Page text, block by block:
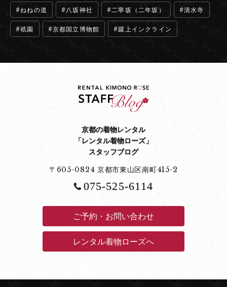
ねねの道 八坂神社 二寧坂（二年坂） 清水寺
祇園 京都国立博物館 蹴上インクライン
京都の着物レンタル
「レンタル着物ローズ」
スタッフブログ
〒605-0824 京都市東山区南町415-2
075-525-6114
ご予約・お問い合わせ
レンタル着物ローズへ